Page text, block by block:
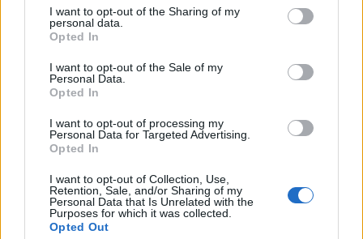
I want to opt-out of the Sharing of my
personal data.
Opted In
I want to opt-out of the Sale of my
Personal Data.
Opted In
I want to opt-out of processing my
Personal Data for Targeted Advertising.
Opted In
I want to opt-out of Collection, Use,
Retention, Sale, and/or Sharing of my
Personal Data that Is Unrelated with the
Purposes for which it was collected.
Opted Out
Az animátorkultúra vízállása
fellángolt a vízlépcsővita, miközben a lojális
polgárok tovább erősíthetik identitásukat, és újabb
számon tarthatják napi jócselekedeteiket,
leleplezhetik az ellenséget, s minderről eszmét
Schiffer András: szégyen, amit Magyar Péter